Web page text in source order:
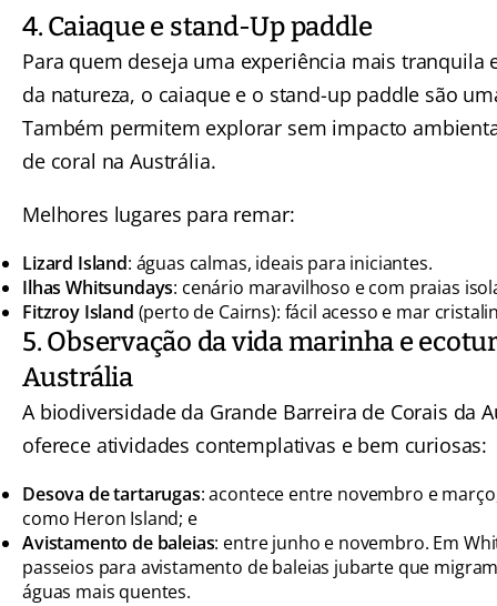
4. Caiaque e stand-Up paddle
Para quem deseja uma experiência mais tranquila
da natureza, o caiaque e o stand-up paddle são
Também permitem explorar sem impacto
de coral na Austrália.
Melhores lugares para remar:
Lizard Island: águas calmas, ideais para iniciantes.
Ilhas Whitsundays: cenário maravilhoso e com praias
Fitzroy Island (perto de Cairns): fácil acesso e mar
5. Observação da vida marinha e
Austrália
A biodiversidade da Grande Barreira de Corais da
oferece atividades contemplativas e bem curiosas:
Desova de tartarugas: acontece entre novembro e
como Heron Island; e
Avistamento de baleias: entre junho e novembro. Em
passeios para avistamento de baleias jubarte que
águas mais quentes.